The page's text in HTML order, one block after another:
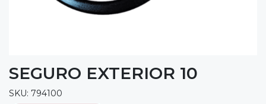
SEGURO EXTERIOR 10
SKU: 794100